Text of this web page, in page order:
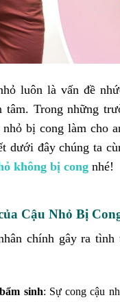
luôn là vấn đề
tâm. Trong những
bị cong làm cho
dưới đây chúng ta
không bị cong nhé!
Cậu Nhỏ Bị
chính gây ra tình
sinh: Sự cong cậu